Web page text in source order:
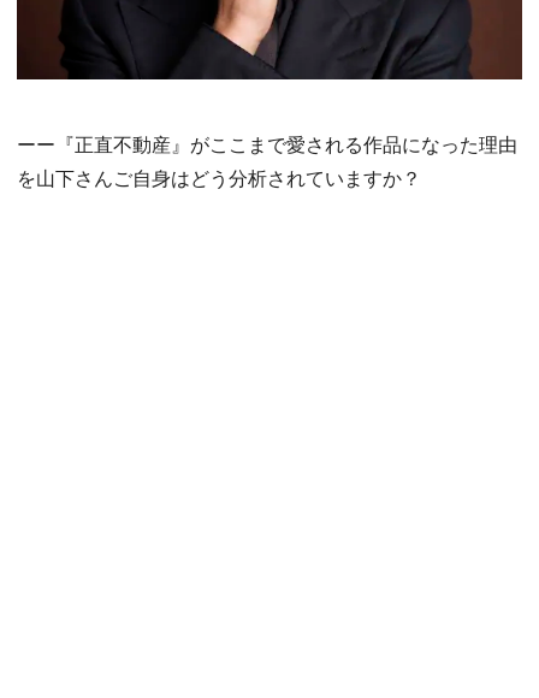
ーー『正直不動産』がここまで愛される作品になった理由
を山下さんご自身はどう分析されていますか？